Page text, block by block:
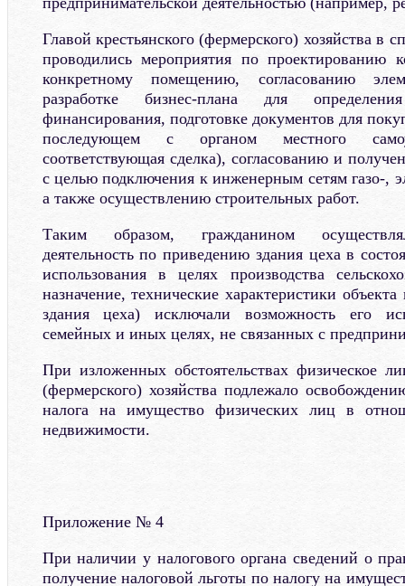
Главой крестьянского (фермерского) хозяйства в
проводились мероприятия по проектированию
конкретному помещению, согласованию
разработке бизнес-плана для
финансирования, подготовке документов для
последующем с органом местного
соответствующая сделка), согласованию и
с целью подключения к инженерным сетям газо-,
а также осуществлению строительных работ.
Таким образом, гражданином
деятельность по приведению здания цеха в
использования в целях производства
назначение, технические характеристики
здания цеха) исключали возможность его
семейных и иных целях, не связанных с
При изложенных обстоятельствах физическое
(фермерского) хозяйства подлежало
налога на имущество физических лиц в
недвижимости.
Приложение № 4
При наличии у налогового органа сведений о
получение налоговой льготы по налогу на